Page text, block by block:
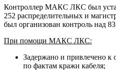
Контроллер МАКС ЛКС был
252 распределительных и
был организован контроль над
При помощи МАКС ЛКС:
Задержано и привлечено к
по фактам кражи кабеля;